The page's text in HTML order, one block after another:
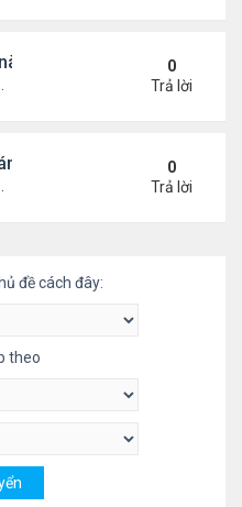
1 phim Việt rời rạp
0
Trả lời
không phải vợ chồng vẫn
0
Trả lời
đề cách đây:
theo